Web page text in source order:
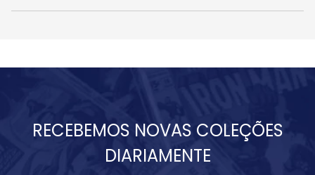
RECEBEMOS NOVAS COLEÇÕES
DIARIAMENTE